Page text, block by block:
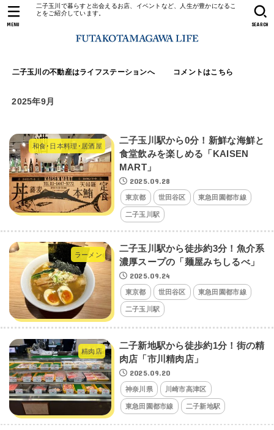
二子玉川で暮らすと出会えるお店、イベントなど、人生が豊かになるこ
とをご紹介しています。
二子玉川の不動産はライフステーションへ コメントはこちら
SEARCH
MENU
2025年9月
和食･日本料理･居酒屋
二子玉川駅から0分！新鮮な海鮮と
食堂飲みを楽しめる「KAISEN
MART」
2025.09.28
東京都 世田谷区 東急田園都市線
二子玉川駅
ラーメン
二子玉川駅から徒歩約3分！魚介系
濃厚スープの「麺屋みちしるべ」
2025.09.24
東京都 世田谷区 東急田園都市線
二子玉川駅
精肉店
二子新地駅から徒歩約1分！街の精
肉店「市川精肉店」
2025.09.20
神奈川県 川崎市高津区
東急田園都市線 二子新地駅